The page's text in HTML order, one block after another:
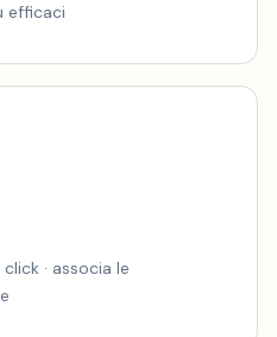
efficaci
· associa le